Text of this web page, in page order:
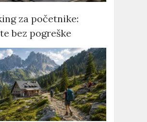
za početnike:
bez pogreške